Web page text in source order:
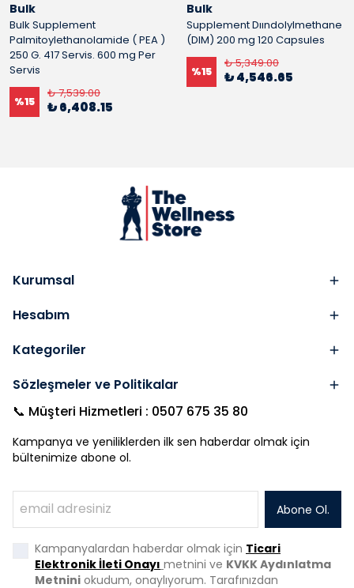
Bulk
Bulk Supplement
Palmitoylethanolamide ( PEA )
250 G. 417 Servis. 600 mg Per
Servis
%15
₺ 7,539.00
₺ 6,408.15
Bulk
Supplement Dıındolylmethane
(DIM) 200 mg 120 Capsules
%15
₺ 5,349.00
₺ 4,546.65
Kurumsal
Hesabım
Kategoriler
Sözleşmeler ve Politikalar
📞 Müşteri Hizmetleri : 0507 675 35 80
Kampanya ve yeniliklerden ilk sen haberdar olmak için
bültenimize abone ol.
Abone Ol.
Kampanyalardan haberdar olmak için Ticari
Elektronik İleti Onayı metnini ve KVKK Aydınlatma
Metnini okudum, onaylıyorum. Tarafınızdan